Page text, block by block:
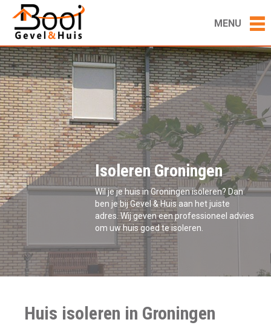
MENU
Isoleren Groningen
Wil je je huis in Groningen isoleren? Dan
ben je bij Gevel & Huis aan het juiste
adres. Wij geven een professioneel advies
om uw huis goed te isoleren.
Huis isoleren in Groningen